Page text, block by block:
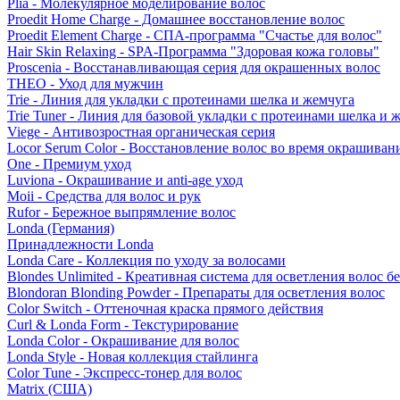
Plia - Молекулярное моделирование волос
Proedit Home Charge - Домашнее восстановление волос
Proedit Element Charge - СПА-программа "Счастье для волос"
Hair Skin Relaxing - SPA-Программа "Здоровая кожа головы"
Proscenia - Восстанавливающая серия для окрашенных волос
THEO - Уход для мужчин
Trie - Линия для укладки с протеинами шелка и жемчуга
Trie Tuner - Линия для базовой укладки с протеинами шелка и
Viege - Антивозростная органическая серия
Locor Serum Color - Восстановление волос во время
One - Премиум уход
Luviona - Окрашивание и anti-age уход
Moii - Средства для волос и рук
Rufor - Бережное выпрямление волос
Londa (Германия)
Принадлежности Londa
Londa Care - Коллекция по уходу за волосами
Blondes Unlimited - Креативная система для осветления волос
Blondoran Blonding Powder - Препараты для осветления волос
Color Switch - Оттеночная краска прямого действия
Curl & Londa Form - Текстурирование
Londa Color - Окрашивание для волос
Londa Style - Новая коллекция стайлинга
Color Tune - Экспресс-тонер для волос
Matrix (США)